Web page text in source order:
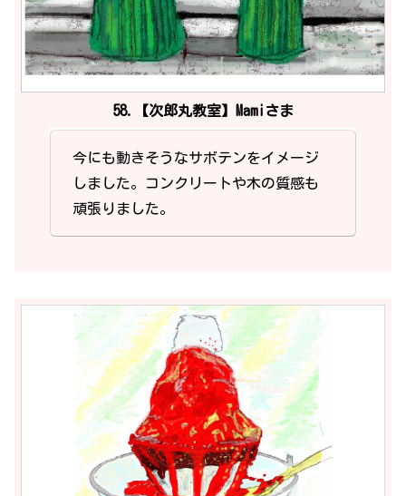
58.【次郎丸教室】Mamiさま
今にも動きそうなサボテンをイメージ
しました。コンクリートや木の質感も
頑張りました。